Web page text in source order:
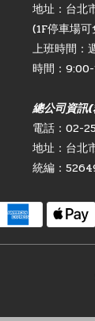
地址：台北
(1F停車場
上班時間：
時間：
總公司資訊
電話：02-
地址：台北
統編：